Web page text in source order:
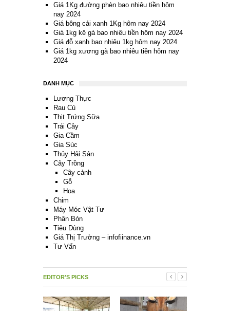
Giá 1Kg đường phèn bao nhiêu tiền hôm
nay 2024
Giá bông cải xanh 1Kg hôm nay 2024
Giá 1kg kê gà bao nhiêu tiền hôm nay 2024
Giá đỗ xanh bao nhiêu 1kg hôm nay 2024
Giá 1kg xương gà bao nhiêu tiền hôm nay
2024
DANH MỤC
Lương Thực
Rau Củ
Thịt Trứng Sữa
Trái Cây
Gia Cầm
Gia Súc
Thủy Hải Sản
Cây Trồng
Cây cảnh
Gỗ
Hoa
Chim
Máy Móc Vật Tư
Phân Bón
Tiêu Dùng
Giá Thị Trường – infofiinance.vn
Tư Vấn
EDITOR'S PICKS